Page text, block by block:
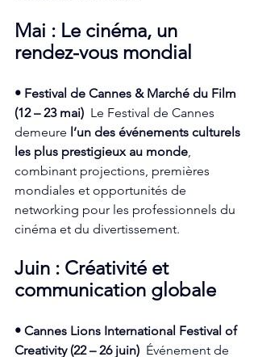
Mai : Le cinéma, un
rendez-vous mondial
• Festival de Cannes & Marché du Film
(12 – 23 mai) Le Festival de Cannes
demeure l’un des événements culturels
les plus prestigieux au monde
combinant projections, premières
mondiales et opportunités de
networking pour les professionnels du
cinéma et du divertissement.
Juin : Créativité et
communication globale
• Cannes Lions International Festival of
Creativity (22 – 26 juin) Événement de